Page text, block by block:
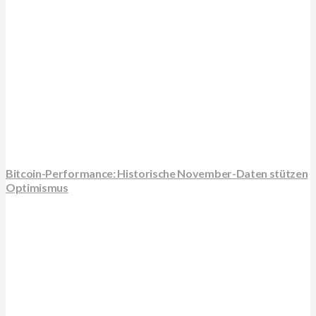
Bitcoin-Performance: Historische November-Daten stützen
Optimismus